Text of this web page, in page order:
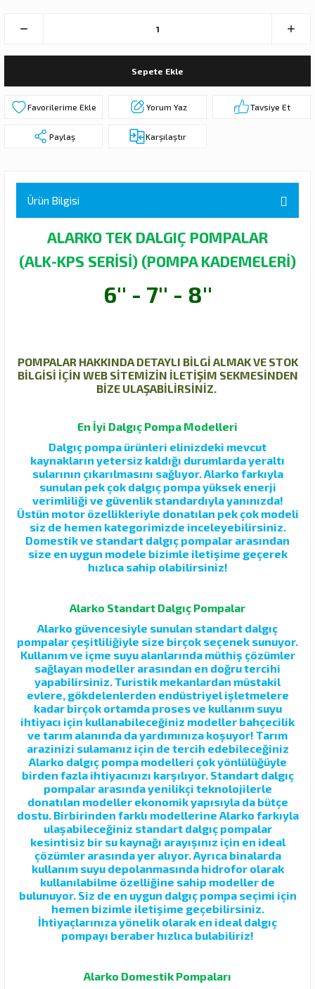
POMPA (MOTOR+POMPA)
Sepete Ekle
Yorum Yaz Tavsiye Et
Paylaş Karşılaştır
Ürün Bilgisi
ALARKO TEK DALGIÇ POMPALAR
(ALK-KPS SERİSİ) (POMPA KADEMELERİ)
6'' - 7'' - 8''
POMPALAR HAKKINDA DETAYLI BİLGİ ALMAK VE STOK
BİLGİSİ İÇİN WEB SİTEMİZİN İLETİŞİM SEKMESİNDEN
BİZE ULAŞABİLİRSİNİZ.
En İyi Dalgıç Pompa Modelleri
Dalgıç pompa ürünleri elinizdeki mevcut
kaynakların yetersiz kaldığı durumlarda yeraltı
sularının çıkarılmasını sağlıyor. Alarko farkıyla
sunulan pek çok dalgıç pompa yüksek enerji
verimliliği ve güvenlik standardıyla yanınızda!
Üstün motor özellikleriyle donatılan pek çok modeli
siz de hemen kategorimizde inceleyebilirsiniz.
Domestik ve standart dalgıç pompalar arasından
size en uygun modele bizimle iletişime geçerek
hızlıca sahip olabilirsiniz!
Alarko Standart Dalgıç Pompalar
Alarko güvencesiyle sunulan standart dalgıç
pompalar çeşitliliğiyle size birçok seçenek sunuyor.
Kullanım ve içme suyu alanlarında müthiş çözümler
sağlayan modeller arasından en doğru tercihi
yapabilirsiniz. Turistik mekanlardan müstakil
evlere, gökdelenlerden endüstriyel işletmelere
kadar birçok ortamda proses ve kullanım suyu
ihtiyacı için kullanabileceğiniz modeller bahçecilik
ve tarım alanında da yardımınıza koşuyor! Tarım
arazinizi sulamanız için de tercih edebileceğiniz
Alarko dalgıç pompa modelleri çok yönlülüğüyle
birden fazla ihtiyacınızı karşılıyor. Standart dalgıç
pompalar arasında yenilikçi teknolojilerle
donatılan modeller ekonomik yapısıyla da bütçe
dostu. Birbirinden farklı modellerine Alarko farkıyla
ulaşabileceğiniz standart dalgıç pompalar
kesintisiz bir su kaynağı arayışınız için en ideal
çözümler arasında yer alıyor. Ayrıca binalarda
kullanım suyu depolanmasında hidrofor olarak
kullanılabilme özelliğine sahip modeller de
bulunuyor. Siz de en uygun dalgıç pompa seçimi için
hemen bizimle iletişime geçebilirsiniz.
İhtiyaçlarınıza yönelik olarak en ideal dalgıç
pompayı beraber hızlıca bulabiliriz!
Alarko Domestik Pompaları